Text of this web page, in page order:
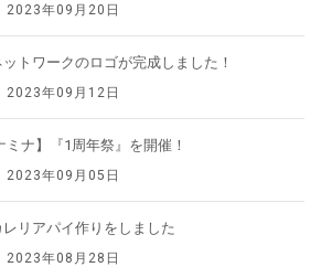
2023年09月20日
トワークのロゴが完成しました！
2023年09月12日
ミナ】『1周年祭』を開催！
2023年09月05日
リアパイ作りをしました
2023年08月28日